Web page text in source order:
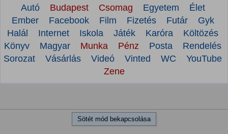
Autó Budapest Csomag Egyetem
Élet
Ember
Facebook Film Fizetés Futár
Gyk
Halál
Internet Iskola Játék Karóra
Költözés
Könyv
Magyar Munka Pénz Posta
Rendelés
Sorozat
Vásárlás Videó Vinted WC
YouTube
Zene
Sötét mód bekapcsolása